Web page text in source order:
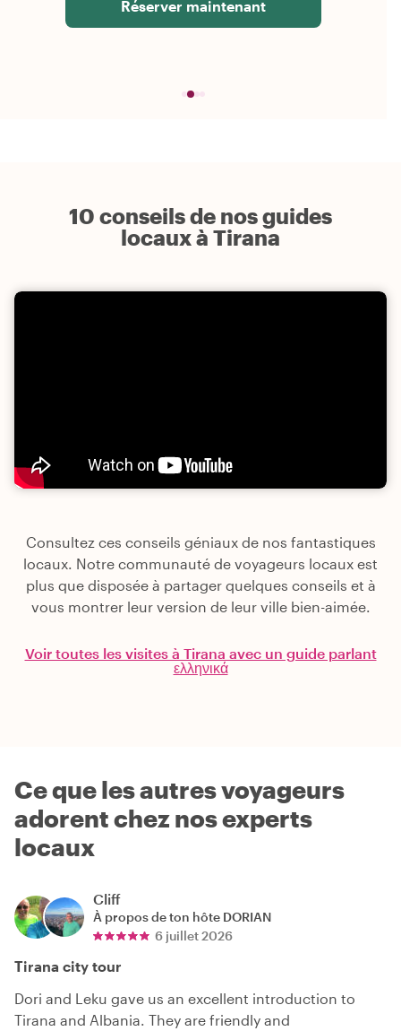
Réserver maintenant
10 conseils de nos guides
locaux à Tirana
Consultez ces conseils géniaux de nos fantastiques
locaux. Notre communauté de voyageurs locaux est
plus que disposée à partager quelques conseils et à
vous montrer leur version de leur ville bien-aimée.
Voir toutes les visites à Tirana avec un guide parlant
ελληνικά
Ce que les autres voyageurs
adorent chez nos experts
locaux
Cliff
À propos de ton hôte DORIAN
6 juillet 2026
Tirana city tour
Dori and Leku gave us an excellent introduction to
Tirana and Albania. They are friendly and